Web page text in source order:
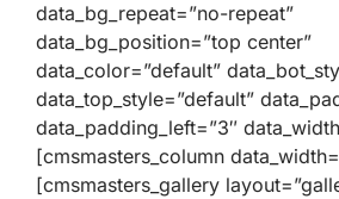
data_bg_repeat=”no-repeat”
data_bg_position=”top center”
data_color=”default”
data_top_style=”default”
data_padding_left=”3″
[cmsmasters_column
[cmsmasters_gallery